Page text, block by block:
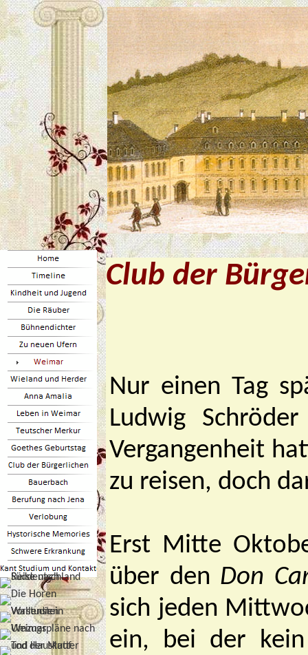
Club der
Nur einen Tag
Ludwig
Vergangenheit
zu reisen, doch
Erst Mitte
über den Don
sich jeden
ein, bei der